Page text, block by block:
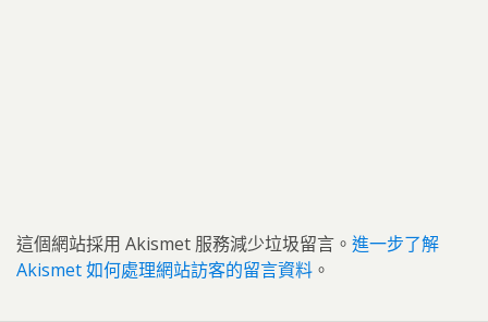
這個網站採用 Akismet 服務減少垃圾留言。 進一步了解
Akismet 如何處理網站訪客的留言資料 。